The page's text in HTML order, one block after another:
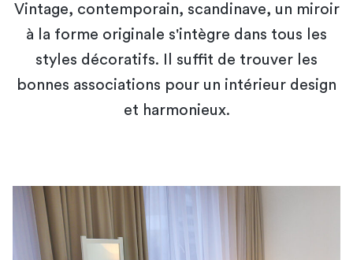
Vintage, contemporain, scandinave, un miroir
à la forme originale s'intègre dans tous les
styles décoratifs. Il suffit de trouver les
bonnes associations pour un intérieur design
et harmonieux.